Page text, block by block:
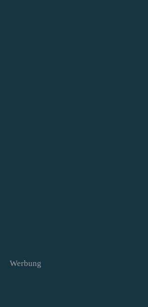
Werbung